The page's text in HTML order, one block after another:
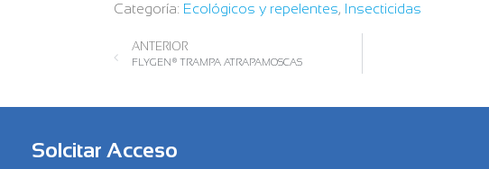
Categoría: Ecológicos y repelentes, Insecticidas
ANTERIOR
FLYGEN® TRAMPA ATRAPAMOSCAS
Solcitar Acceso